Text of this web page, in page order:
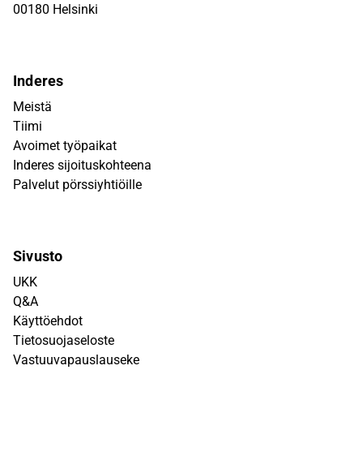
00180 Helsinki
Inderes
Meistä
Tiimi
Avoimet työpaikat
Inderes sijoituskohteena
Palvelut pörssiyhtiöille
Sivusto
UKK
Q&A
Käyttöehdot
Tietosuojaseloste
Vastuuvapauslauseke